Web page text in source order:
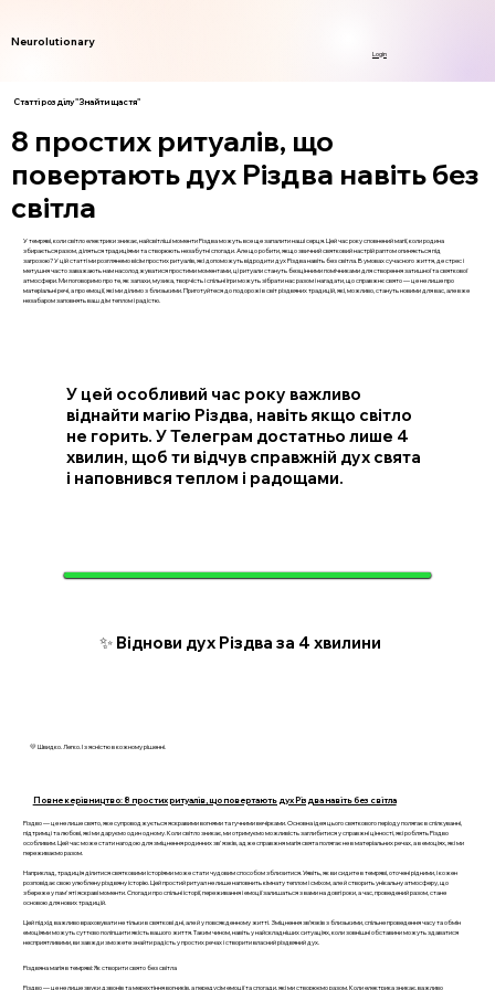
Neurolutionary
Login
Статті розділу "Знайти щастя"
8 простих ритуалів, що
повертають дух Різдва навіть без
світла
У темряві, коли світло електрики зникає, найсвітліші моменти Різдва можуть все ще запалити наші серця. Цей час року сповнений магії, коли родина
збирається разом, діляться традиціями та створюють незабутні спогади. Але що робити, якщо звичний святковий настрій раптом опиняється під
загрозою? У цій статті ми розглянемо вісім простих ритуалів, які допоможуть відродити дух Різдва навіть без світла. В умовах сучасного життя, де стрес і
метушня часто заважають нам насолоджуватися простими моментами, ці ритуали стануть безцінними помічниками для створення затишної та святкової
атмосфери. Ми поговоримо про те, як запахи, музика, творчість і спільні ігри можуть зібрати нас разом і нагадати, що справжнє свято — це не лише про
матеріальні речі, а про емоції, які ми ділимо з близькими. Приготуйтеся до подорожі в світ різдвяних традицій, які, можливо, стануть новими для вас, але вже
незабаром заповнять ваш дім теплом і радістю.
У цей особливий час року важливо
віднайти магію Різдва, навіть якщо світло
не горить. У Телеграм достатньо лише 4
хвилин, щоб ти відчув справжній дух свята
і наповнився теплом і радощами.
✨ Віднови дух Різдва за 4 хвилини
💛 Швидко. Легко. І з ясністю в кожному рішенні.
Повне керівництво: 8 простих ритуалів, що повертають дух Різдва навіть без світла
Різдво — це не лише свято, яке супроводжується яскравими вогнями та гучними вечірками. Основна ідея цього святкового періоду полягає в спілкуванні,
підтримці та любові, які ми даруємо один одному. Коли світло зникає, ми отримуємо можливість заглибитися у справжні цінності, які роблять Різдво
особливим. Цей час може стати нагодою для зміцнення родинних зв'язків, адже справжня магія свята полягає не в матеріальних речах, а в емоціях, які ми
переживаємо разом.
Наприклад, традиція ділитися святковими історіями може стати чудовим способом зблизитися. Уявіть, як ви сидите в темряві, оточені рідними, і кожен
розповідає свою улюблену різдвяну історію. Цей простий ритуал не лише наповнить кімнату теплом і сміхом, але й створить унікальну атмосферу, що
збереже у пам'яті яскраві моменти. Спогади про спільні історії, переживання і емоції залишаться з вами на довгі роки, а час, проведений разом, стане
основою для нових традицій.
Цей підхід важливо враховувати не тільки в святкові дні, але й у повсякденному житті. Зміцнення зв’язків з близькими, спільне проведення часу та обмін
емоціями можуть суттєво поліпшити якість вашого життя. Таким чином, навіть у найскладніших ситуаціях, коли зовнішні обставини можуть здаватися
несприятливими, ви завжди зможете знайти радість у простих речах і створити власний різдвяний дух.
Різдвяна магія в темряві: Як створити свято без світла
Різдво — це не лише звуки дзвонів та мерехтіння вогників, а передусім емоції та спогади, які ми створюємо разом. Коли електрика зникає, важливо